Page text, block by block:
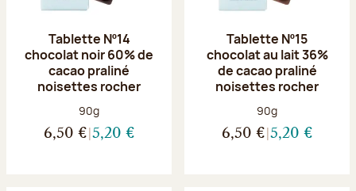
Tablette Nº14
chocolat noir 60% de
cacao praliné
noisettes rocher
Poids net :
90g
6,50 € 5,20 €
Tablette Nº15
chocolat au lait 36%
de cacao praliné
noisettes rocher
Poids net :
90g
6,50 € 5,20 €